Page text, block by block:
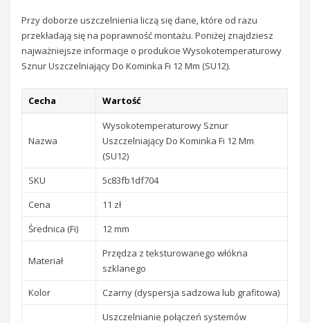
Przy doborze uszczelnienia liczą się dane, które od razu
przekładają się na poprawność montażu. Poniżej znajdziesz
najważniejsze informacje o produkcie Wysokotemperaturowy
Sznur Uszczelniający Do Kominka Fi 12 Mm (SU12).
Cecha Wartość
Nazwa
Wysokotemperaturowy Sznur
Uszczelniający Do Kominka Fi 12 Mm
(SU12)
SKU
5c83fb1df704
Cena
11 zł
Średnica (Fi)
12 mm
Materiał
Przędza z teksturowanego włókna
szklanego
Kolor
Czarny (dyspersja sadzowa lub grafitowa)
Uszczelnianie połączeń systemów